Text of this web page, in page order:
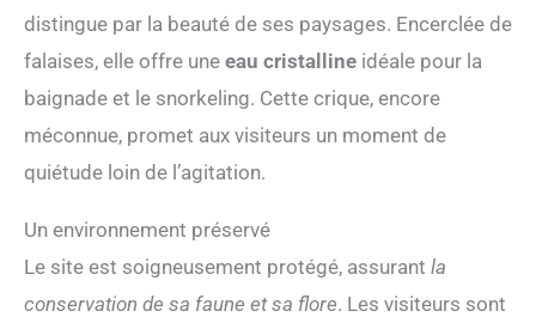
distingue par la beauté de ses paysages. Encerclée de
falaises, elle offre une eau cristalline idéale pour la
baignade et le snorkeling. Cette crique, encore
méconnue, promet aux visiteurs un moment de
quiétude loin de l’agitation.
Un environnement préservé
Le site est soigneusement protégé, assurant la
conservation de sa faune et sa flore. Les visiteurs sont